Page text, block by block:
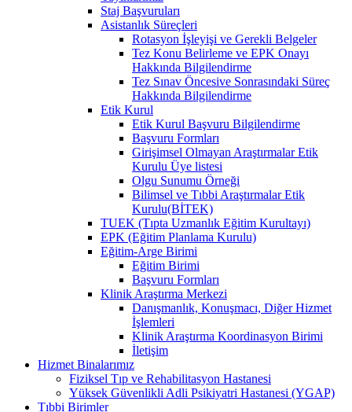
Staj Başvuruları
Asistanlık Süreçleri
Rotasyon İşleyişi ve Gerekli Belgeler
Tez Konu Belirleme ve EPK Onayı
Hakkında Bilgilendirme
Tez Sınav Öncesive Sonrasındaki Süreç
Hakkında Bilgilendirme
Etik Kurul
Etik Kurul Başvuru Bilgilendirme
Başvuru Formları
Girişimsel Olmayan Araştırmalar Etik
Kurulu Üye listesi
Olgu Sunumu Örneği
Bilimsel ve Tıbbi Araştırmalar Etik
Kurulu(BİTEK)
TUEK (Tıpta Uzmanlık Eğitim Kurultayı)
EPK (Eğitim Planlama Kurulu)
Eğitim-Arge Birimi
Eğitim Birimi
Başvuru Formları
Klinik Araştırma Merkezi
Danışmanlık, Konuşmacı, Diğer Hizmet
İşlemleri
Klinik Araştırma Koordinasyon Birimi
İletişim
Hizmet Binalarımız
Fiziksel Tıp ve Rehabilitasyon Hastanesi
Yüksek Güvenlikli Adli Psikiyatri Hastanesi (YGAP)
Tıbbi Birimler